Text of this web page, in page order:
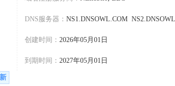
DNS服务器：
创建时间： 2026年05月01日
到期时间： 2027年05月01日